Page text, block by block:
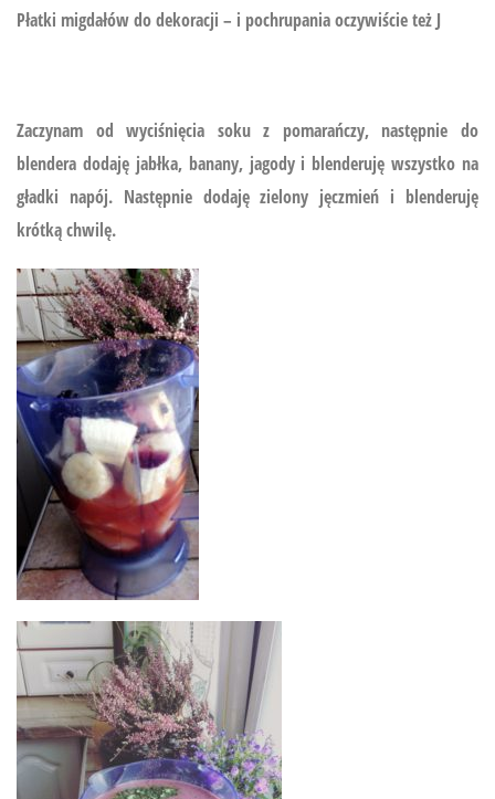
Płatki migdałów do dekoracji – i pochrupania oczywiście też J
Zaczynam od wyciśnięcia soku z pomarańczy, następnie do
blendera dodaję jabłka, banany, jagody i blenderuję wszystko na
gładki napój. Następnie dodaję zielony jęczmień i blenderuję
krótką chwilę.